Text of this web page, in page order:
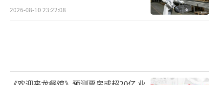
2026-08-10 23:22:08